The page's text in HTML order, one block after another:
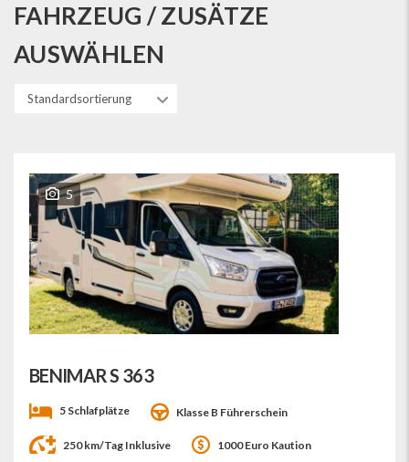
FAHRZEUG / ZUSÄTZE
AUSWÄHLEN
Standardsortierung
5
BENIMAR S 363
5 Schlafplätze Klasse B Führerschein
250 km/Tag Inklusive 1000 Euro Kaution